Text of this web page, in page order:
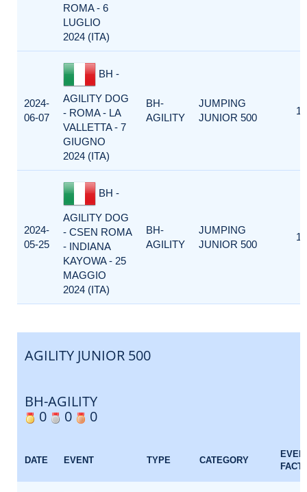
ROMA - 6
LUGLIO
2024 (ITA)
2024-
06-07
BH -
AGILITY DOG
- ROMA - LA
VALLETTA - 7
GIUGNO
2024 (ITA)
BH-
AGILITY
JUMPING
JUNIOR 500
1
2024-
05-25
BH -
AGILITY DOG
- CSEN ROMA
- INDIANA
KAYOWA - 25
MAGGIO
2024 (ITA)
BH-
AGILITY
JUMPING
JUNIOR 500
1
AGILITY JUNIOR 500
BH-AGILITY
0
0 0
DATE EVENT TYPE CATEGORY